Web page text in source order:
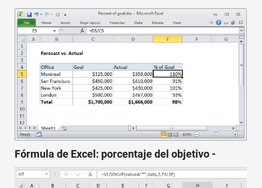
Fórmula de Excel: porcentaje del objetivo -